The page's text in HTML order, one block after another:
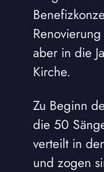
aber in die
Kirche.
Zu Beginn
die 50
verteilt in
und zogen